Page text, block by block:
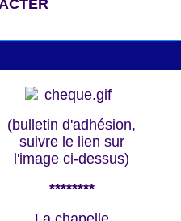
(bulletin d'adhésion,
suivre le lien sur
l'image ci-dessus)
********